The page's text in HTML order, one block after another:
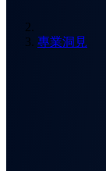
專業洞見